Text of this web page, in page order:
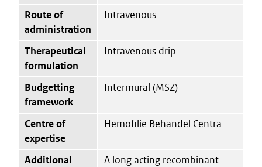
Route of
administration
Intravenous
Therapeutical
formulation
Intravenous drip
Budgetting
framework
Intermural (MSZ)
Centre of
expertise
Hemofilie Behandel Centra
Additional
A long acting recombinant